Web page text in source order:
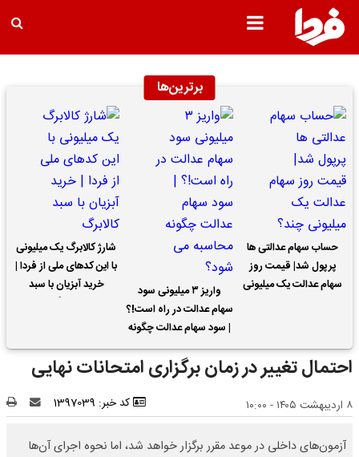
برترین‌ها
حساب سهام عدالتی ها
پرپول شد| قیمت روز
سهام عدالت یک میلیونی
واریز ۳ میلیونی سود
سهام عدالت در راه است!؟
| سود سهام عدالت چگونه
محاسبه می شود؟
شارژ کالابرگ یک میلیونی
با این کدهای ملی از فردا |
خرید آبزیان با سبد
احتمال تغییر در زمان‌ برگزاری امتحانات نهایی
۸ اردیبهشت ۱۴۰۵ - ۱۰:۰۰ کد خبر: 1397039
آزمون‌های داخلی در موعد مقرر برگزار خواهد شد، اما نحوه اجرای آن‌ها